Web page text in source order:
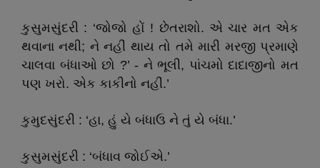
કુસુમસુંદરી : ‘જોજો હોં ! છેતરાશો. એ ચાર મત એક
થવાના નથી; ને નહીં થાય તો તમે મારી મરજી પ્રમાણે
ચાલવા બંધાઓ છો ?’ - ને ભૂલી, પાંચમો દાદાજીનો મત
પણ ખરો. એક કાકીનો નહીં.’
કુમુદસુંદરી : ‘હા, હું યે બંધાઉ ને તું યે બંધા.’
કુસુમસુંદરી : ‘બંધાવ જોઈએ.’